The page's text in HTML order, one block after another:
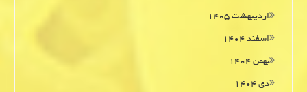
اردیبهشت ۱۴۰۵
اسفند ۱۴۰۴
بهمن ۱۴۰۴
دی ۱۴۰۴